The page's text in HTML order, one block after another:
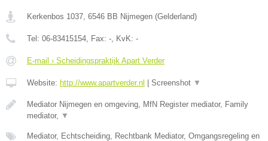
Kerkenbos 1037 6546 BB Nijmegen (Gelderland)
Tel: 06-83415154 , Fax: - , KvK: -
E-mail › Scheidingspraktijk Apart Verder
Website: http://www.apartverder.nl | Screenshot ▼
Mediator Nijmegen en omgeving, MfN Register mediator, Family
mediator,
▼
Mediator, Echtscheiding, Rechtbank Mediator, Omgangsregeling en